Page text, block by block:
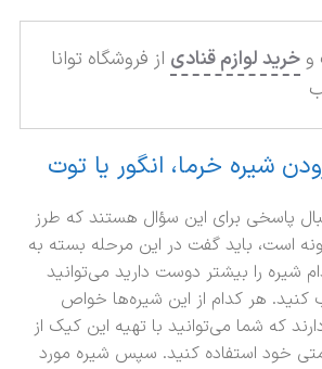
خرید لوازم قنادی از فروشگاه توانا
شیره خرما، انگور یا توت
پاسخی برای این سؤال هستند که طرز
است، باید گفت در این مرحله بسته به
شیره را بیشتر دوست دارید می‌توانید
کنید. هر کدام از این شیره‌ها خواص
که شما می‌توانید با تهیه این کیک از
خود استفاده کنید. سپس شیره مورد